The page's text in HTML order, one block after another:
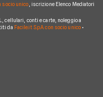
socio unico , iscrizione Elenco Mediatori
cellulari, conti e carte, noleggio a
da Facile.it S.p.A. con socio unico•